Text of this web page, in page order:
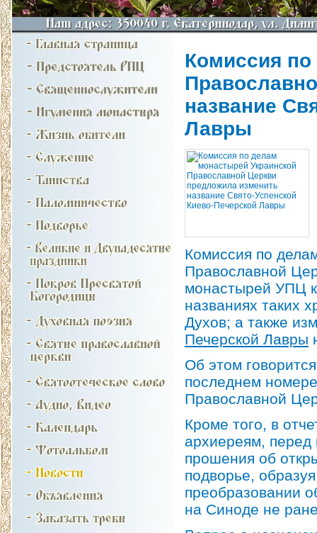
Комиссия
название
Лавры
Комиссия по
Православной
монастырей УПЦ
названиях таких
Духов; а также
Печерской Лавры
Об этом
последнем
Православной
Кроме того, в
архиереям,
прошения об
подворье,
преобразовании
на Синоде не